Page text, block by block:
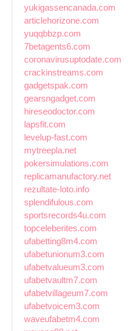
yukigassencanada.com
articlehorizone.com
yuqqbbzp.com
7betagents6.com
coronavirusuptodate.com
crackinstreams.com
gadgetspak.com
gearsngadget.com
hireseodoctor.com
lapsfit.com
levelup-fast.com
mytreepla.net
pokersimulations.com
replicamanufactory.net
rezultate-loto.info
splendifulous.com
sportsrecords4u.com
topceleberites.com
ufabetting8m4.com
ufabetunionum3.com
ufabetvalueum3.com
ufabetvaultm7.com
ufabetvillageum7.com
ufabetvoicem3.com
waveufabetm4.com